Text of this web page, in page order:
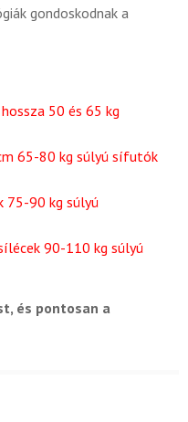
gondoskodnak a
50 és 65 kg
65-80 kg súlyú sífutók
90 kg súlyú
90-110 kg súlyú
és pontosan a